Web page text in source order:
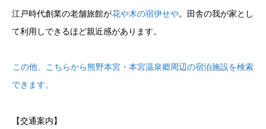
江戸時代創業の老舗旅館が花や木の宿伊せや。田舎の我が家とし
て利用しできるほど親近感があります。
この他、こちらから熊野本宮・本宮温泉郷周辺の宿泊施設を検索
できます。
【交通案内】